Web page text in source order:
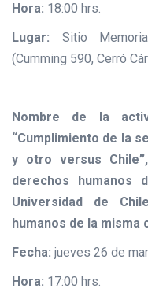
Hora: 18:00 hrs.
Lugar: Sitio
(Cumming 590, Cerró
Nombre de la
“Cumplimiento de la
y otro versus
derechos humanos
Universidad de
humanos de la misma
Fecha: jueves 26 de
Hora: 17:00 hrs.